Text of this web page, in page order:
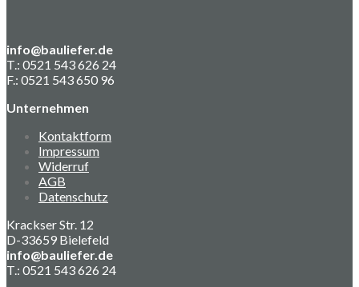
info@bauliefer.de
T.: 0521 543 626 24
F.: 0521 543 650 96
Unternehmen
Kontaktform
Impressum
Widerruf
AGB
Datenschutz
Krackser Str. 12
D-33659 Bielefeld
info@bauliefer.de
T.: 0521 543 626 24